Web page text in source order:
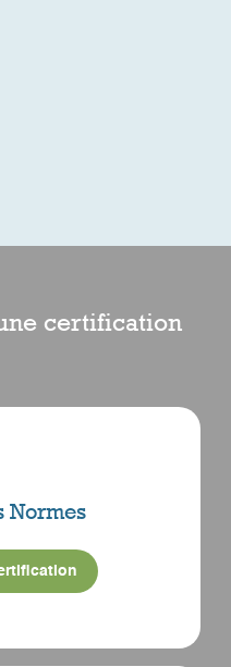
certification
Normes